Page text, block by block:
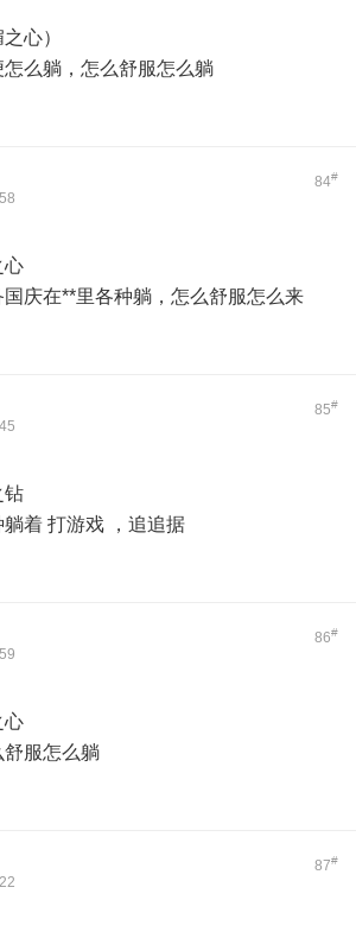
心）
么躺，怎么舒服怎么躺
84#
心
庆在**里各种躺，怎么舒服怎么来
85#
钻
着 打游戏 ，追追据
86#
心
服怎么躺
87#